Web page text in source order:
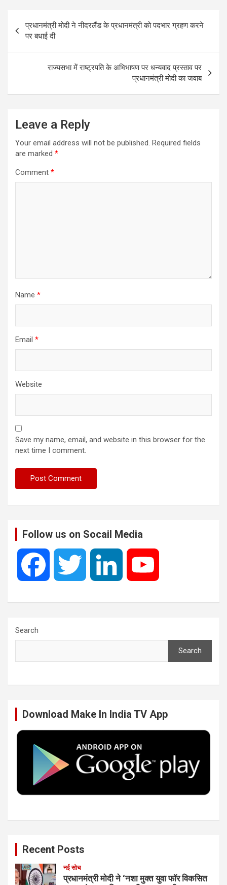
k
navigation
प्रधानमंत्री मोदी ने नीदरलैंड के प्रधानमंत्री को पदभार ग्रहण करने
पर बधाई दी
राज्यसभा में राष्ट्रपति के अभिभाषण पर धन्यवाद प्रस्ताव पर
प्रधानमंत्री मोदी का जवाब
Leave a Reply
Your email address will not be published. Required fields
are marked *
Comment *
Name *
Email *
Website
Save my name, email, and website in this browser for the
next time I comment.
Follow us on Socail Media
e
o
k
t
r
k
I
n
T
e
Search
Search
Download Make In India TV App
Recent Posts
नई सोच
प्रधानमंत्री मोदी ने ‘नशा मुक्त युवा फॉर विकसित